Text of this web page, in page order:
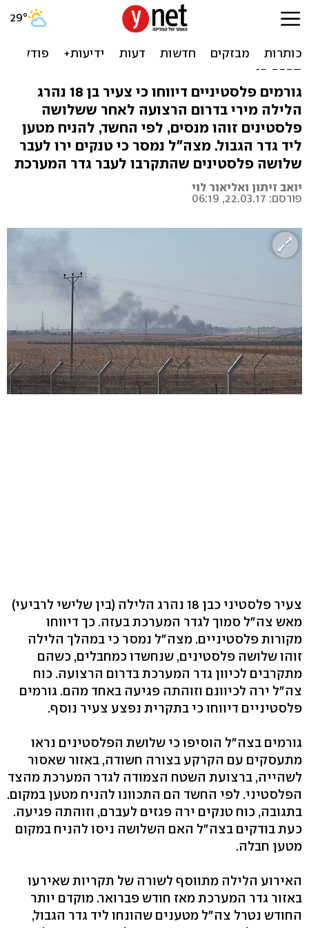
טנק צה"ל ירה על חשודים
פלסטינים בגבול עזה, אחד
נהרג
גורמים פלסטיניים דיווחו כי צעיר בן 18 נהרג
הלילה מירי בדרום הרצועה לאחר ששלושה
פלסטינים זוהו מנסים, לפי החשד, להניח מטען
ליד גדר הגבול. מצה"ל נמסר כי טנקים ירו לעבר
שלושה פלסטינים שהתקרבו לעבר גדר המערכת
יואב זיתון ואליאור לוי
פורסם: 22.03.17, 06:19
צעיר פלסטיני כבן 18 נהרג הלילה (בין שלישי לרביעי)
מאש צה"ל סמוך לגדר המערכת בעזה. כך דיווחו
מקורות פלסטיניים. מצה"ל נמסר כי במהלך הלילה
זוהו שלושה פלסטינים, שנחשדו כמחבלים, כשהם
מתקרבים לכיוון גדר המערכת בדרום הרצועה. כוח
צה"ל ירה לכיוונם וזוהתה פגיעה באחד מהם. גורמים
פלסטיניים דיווחו כי בתקרית נפצע צעיר נוסף.
גורמים בצה"ל הוסיפו כי שלושת הפלסטינים נראו
מתעסקים עם הקרקע בצורה חשודה, באזור שאסור
לשהייה, ברצועת השטח הצמודה לגדר המערכת מהצד
הפלסטיני. לפי החשד הם התכוונו להניח מטען במקום.
בתגובה, כוח טנקים ירה פגזים לעברם, וזוהתה פגיעה.
כעת בודקים בצה"ל האם השלושה ניסו להניח במקום
מטען חבלה.
האירוע הלילה מתווסף לשורה של תקריות שאירעו
באזור גדר המערכת מאז חודש פברואר. מוקדם יותר
החודש נטרל צה"ל מטענים שהונחו ליד גדר הגבול,